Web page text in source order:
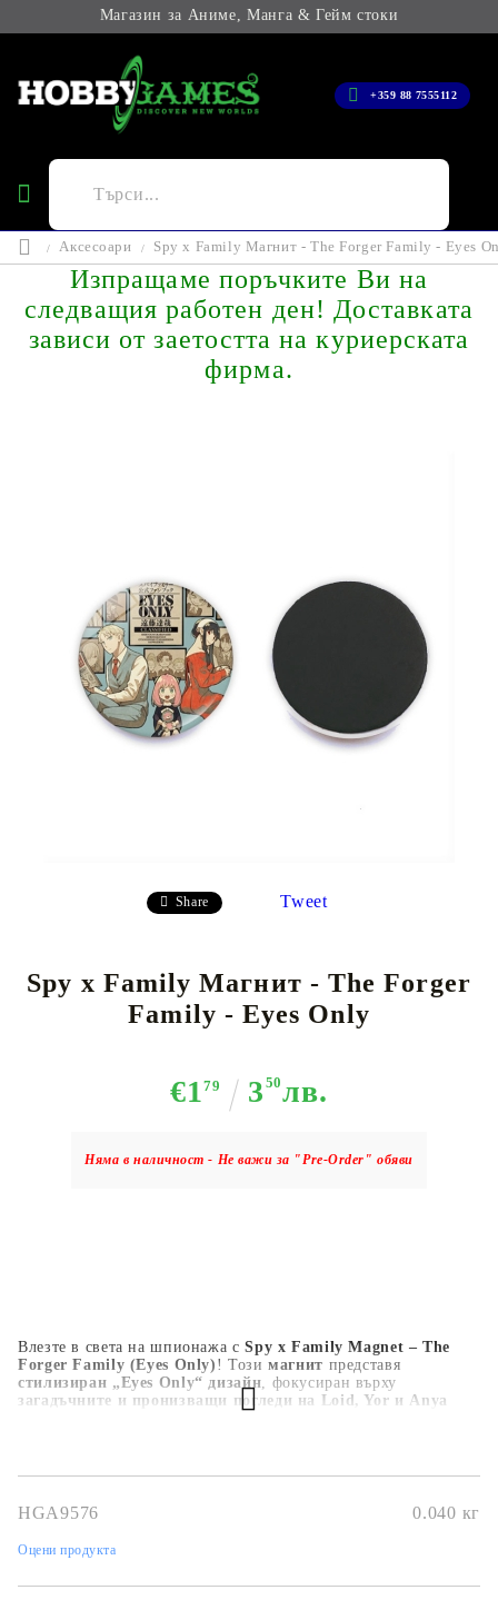
Магазин за Аниме, Манга & Гейм стоки
+359 88 7555112
Аксесоари Spy x Family Магнит - The Forger Family - Eyes
Изпращаме поръчките Ви на
следващия работен ден! Доставката
зависи от заетостта на куриерската
фирма.
Share Tweet
Spy x Family Магнит - The Forger
Family - Eyes Only
€179 3 50лв.
Няма в наличност - Не важи за "Pre-Order" обяви
Влезте в света на шпионажа сSpy x Family Magnet – The
Forger Family (Eyes Only) ! Този магнит представя
стилизиран „Eyes Only“ дизайн, фокусиран върху
загадъчните и пронизващи погледи на Loid, Yor и Anya
декорация нахладилник, шкафче или всяка магнитна
аниме почитателите и колекционерите
Forger Family
акцент към вашата колекция!
HGA9576 0.040 кг
Оцени продукта